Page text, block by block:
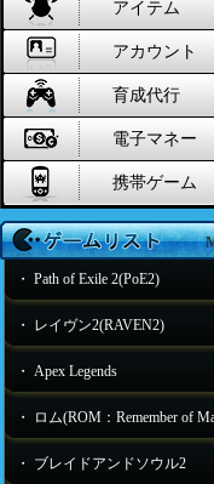
アイテム
アカウント
育成代行
電子マネー
携帯ゲーム
・ Path of Exile 2(PoE2)
・ レイヴン2(RAVEN2)
・ Apex Legends
・ ロム(ROM：Remember of
・ ブレイドアンドソウル2